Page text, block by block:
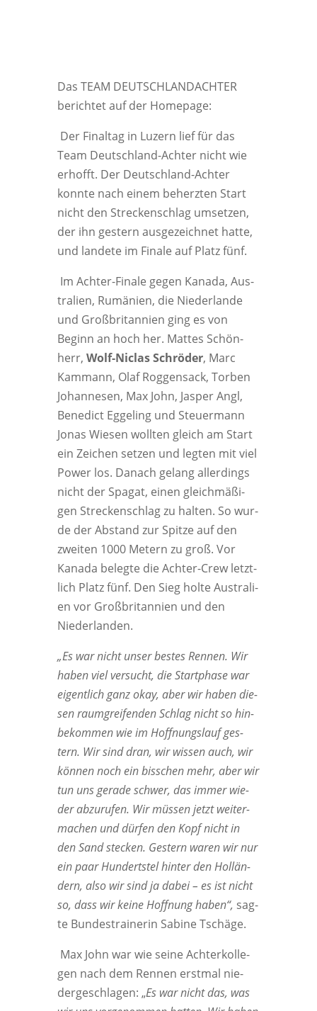
Das TEAM DEUTSCHLANDACHTER
berich­tet auf der Homepage:
Der Final­tag in Luzern lief für das
Team Deutsch­land-Ach­ter nicht wie
erhofft. Der Deutsch­land-Ach­ter
konn­te nach einem beherz­ten Start
nicht den Stre­cken­schlag umset­zen,
der ihn ges­tern aus­ge­zeich­net hat­te,
und lan­de­te im Fina­le auf Platz fünf.
Im Ach­ter-Fina­le gegen Kana­da, Aus­
tra­li­en, Rumä­ni­en, die Nie­der­lan­de
und Groß­bri­tan­ni­en ging es von
Beginn an hoch her. Mat­tes Schön­
herr, Wolf-Nic­las Schrö­der, Marc
Kam­mann, Olaf Rog­gen­sack, Tor­ben
Johan­nesen, Max John, Jas­per Angl,
Bene­dict Egge­ling und Steu­er­mann
Jonas Wie­sen woll­ten gleich am Start
ein Zei­chen set­zen und leg­ten mit viel
Power los. Danach gelang aller­dings
nicht der Spa­gat, einen gleich­mä­ßi­
gen Stre­cken­schlag zu hal­ten. So wur­
de der Abstand zur Spit­ze auf den
zwei­ten 1000 Metern zu groß. Vor
Kana­da beleg­te die Ach­ter-Crew letzt­
lich Platz fünf. Den Sieg hol­te Aus­tra­li­
en vor Groß­bri­tan­ni­en und den
Niederlanden.
„Es war nicht unser bes­tes Ren­nen. Wir
haben viel ver­sucht, die Start­pha­se war
eigent­lich ganz okay, aber wir haben die­
sen raum­grei­fen­den Schlag nicht so hin­
be­kom­men wie im Hoff­nungs­lauf ges­
tern. Wir sind dran, wir wis­sen auch, wir
kön­nen noch ein biss­chen mehr, aber wir
tun uns gera­de schwer, das immer wie­
der abzu­ru­fen. Wir müs­sen jetzt wei­ter­
ma­chen und dür­fen den Kopf nicht in
den Sand ste­cken. Ges­tern waren wir nur
ein paar Hun­derts­tel hin­ter den Hol­län­
dern, also wir sind ja dabei – es ist nicht
so, dass wir kei­ne Hoff­nung haben“, sag­
te Bun­des­trai­ne­rin Sabi­ne Tschä­ge.
Max John war wie sei­ne Ach­ter­kol­le­
gen nach dem Ren­nen erst­mal nie­
der­ge­schla­gen: „Es war nicht das, was